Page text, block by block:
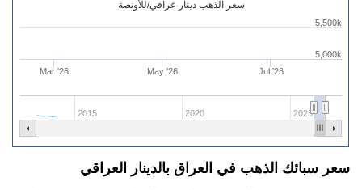
سعر الذهب دينار عراقي/للأونصة
Mar '26 May '26 Jul '26
2015 2020 2025
5,000k
5,500k
سعر سبائك الذهب في العراق بالدينار العراقي